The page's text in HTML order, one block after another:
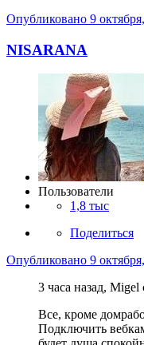
Опубликовано 9
NISARANA
Пользователи
1,8 тыс
Поделиться
Опубликовано 9
3 часа назад, Migel
Все, кроме
Подключить